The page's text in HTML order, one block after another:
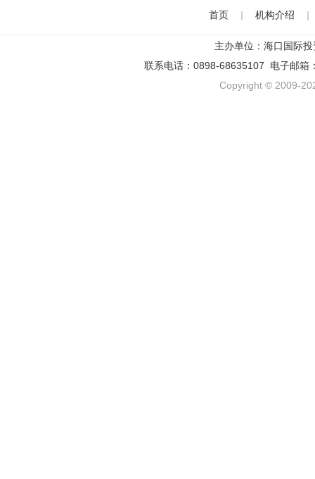
首页 | 机构介绍 |
主办单位：海口国际
联系电话：0898-68635107 电子邮箱
Copyright © 2009-